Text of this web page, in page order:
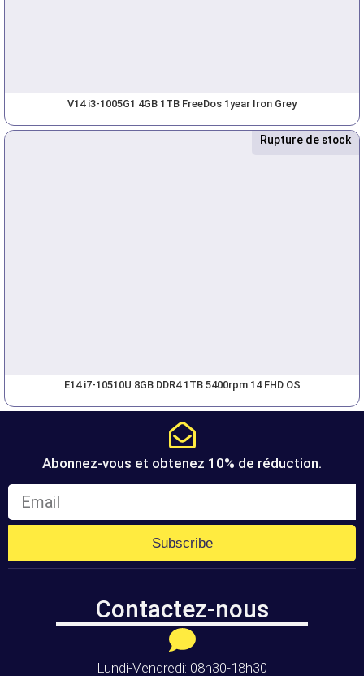
V14 i3-1005G1 4GB 1TB FreeDos 1year Iron Grey
Nouveau
Rupture de stock
E14 i7-10510U 8GB DDR4 1TB 5400rpm 14 FHD OS
Abonnez-vous et obtenez 10% de réduction.
Subscribe
Contactez-nous
Lundi-Vendredi: 08h30-18h30